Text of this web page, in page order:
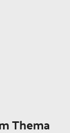
Thema